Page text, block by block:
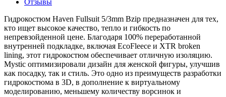
Гидрокостюм Haven Fullsuit 5/3mm Bzip предназначен для тех,
кто ищет высокое качество, тепло и гибкость по
непревзойденной цене. Благодаря 100% переработанной
внутренней подкладке, включая EcoFleece и XTR broken
lining, этот гидрокостюм обеспечивает отличную изоляцию.
Mystic оптимизировали дизайн для женской фигуры, улучшив
как посадку, так и стиль. Это одно из преимуществ разработки
гидрокостюма в 3D, в дополнение к виртуальному
моделированию, меньшему количеству ворсинок и